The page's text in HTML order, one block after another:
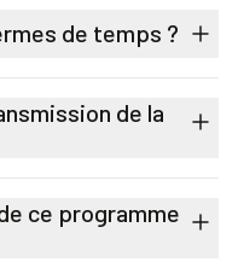
de temps ?
de la
ce programme